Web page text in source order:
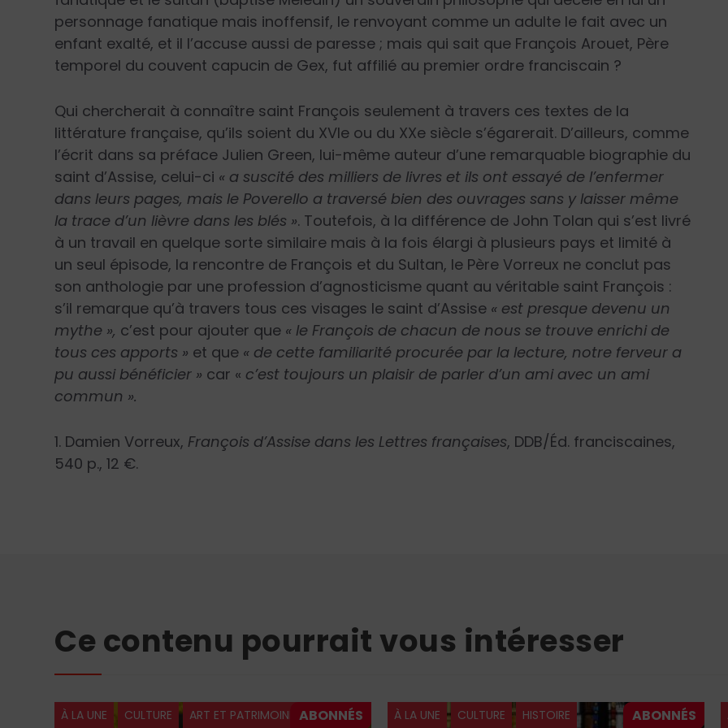
personnage fanatique mais inoffensif, le renvoyant comme un adulte le fait avec un
enfant exalté, et il l’accuse aussi de paresse ; mais qui sait que François Arouet, Père
temporel du couvent capucin de Gex, fut affilié au premier ordre franciscain ?
Qui chercherait à connaître saint François seulement à travers ces textes de la
littérature française, qu’ils soient du XVIe ou du XXe siècle s’égarerait. D’ailleurs, comme
l’écrit dans sa préface Julien Green, lui-même auteur d’une remarquable biographie du
saint d’Assise, celui-ci « a suscité des milliers de livres et ils ont essayé de l’enfermer
dans leurs pages, mais le Poverello a traversé bien des ouvrages sans y laisser même
la trace d’un lièvre dans les blés ». Toutefois, à la différence de John Tolan qui s’est livré
à un travail en quelque sorte similaire mais à la fois élargi à plusieurs pays et limité à
un seul épisode, la rencontre de François et du Sultan, le Père Vorreux ne conclut pas
son anthologie par une profession d’agnosticisme quant au véritable saint François :
s’il remarque qu’à travers tous ces visages le saint d’Assise « est presque devenu un
mythe », c’est pour ajouter que « le François de chacun de nous se trouve enrichi de
tous ces apports » et que « de cette familiarité procurée par la lecture, notre ferveur a
pu aussi bénéficier » car « c’est toujours un plaisir de parler d’un ami avec un ami
commun ».
1. Damien Vorreux, François d’As­sise dans les Lettres françaises, DDB/Éd. franciscaines,
540 p., 12 €.
Ce contenu pourrait vous intéresser
À LA UNE CULTURE ART ET PATRIMOINE À LA UNE CULTURE HISTOIRE